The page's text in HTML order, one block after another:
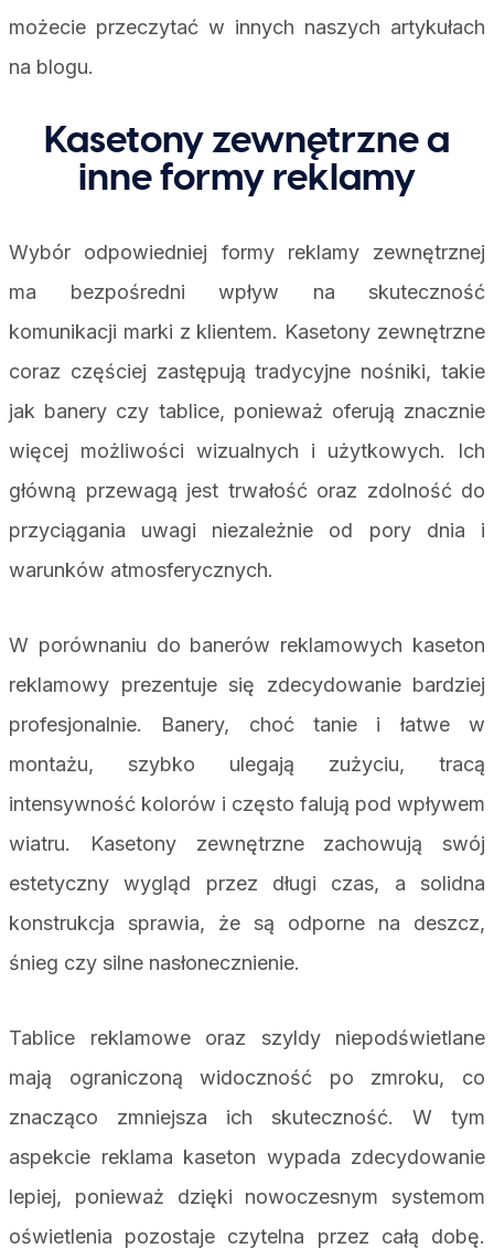
możecie przeczytać w innych naszych artykułach
na blogu.
Kasetony zewnętrzne a
inne formy reklamy
Wybór odpowiedniej formy reklamy zewnętrznej
ma bezpośredni wpływ na skuteczność
komunikacji marki z klientem. Kasetony zewnętrzne
coraz częściej zastępują tradycyjne nośniki, takie
jak banery czy tablice, ponieważ oferują znacznie
więcej możliwości wizualnych i użytkowych. Ich
główną przewagą jest trwałość oraz zdolność do
przyciągania uwagi niezależnie od pory dnia i
warunków atmosferycznych.
W porównaniu do banerów reklamowych kaseton
reklamowy prezentuje się zdecydowanie bardziej
profesjonalnie. Banery, choć tanie i łatwe w
montażu, szybko ulegają zużyciu, tracą
intensywność kolorów i często falują pod wpływem
wiatru. Kasetony zewnętrzne zachowują swój
estetyczny wygląd przez długi czas, a solidna
konstrukcja sprawia, że są odporne na deszcz,
śnieg czy silne nasłonecznienie.
Tablice reklamowe oraz szyldy niepodświetlane
mają ograniczoną widoczność po zmroku, co
znacząco zmniejsza ich skuteczność. W tym
aspekcie reklama kaseton wypada zdecydowanie
lepiej, ponieważ dzięki nowoczesnym systemom
oświetlenia pozostaje czytelna przez całą dobę.